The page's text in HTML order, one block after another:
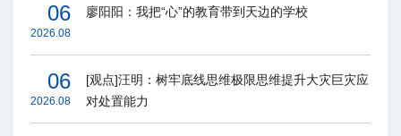
06
2026.08
廖阳阳：我把“心”的教育带到天边的学校
06
2026.08
[观点]汪明：树牢底线思维极限思维提升大灾巨灾应
对处置能力